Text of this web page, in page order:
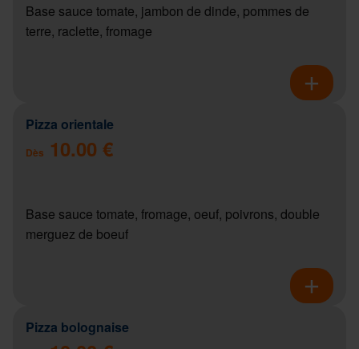
Base sauce tomate, jambon de dinde, pommes de
terre, raclette, fromage
Pizza orientale
Dès 10.00 €
Base sauce tomate, fromage, oeuf, poivrons, double
merguez de boeuf
Pizza bolognaise